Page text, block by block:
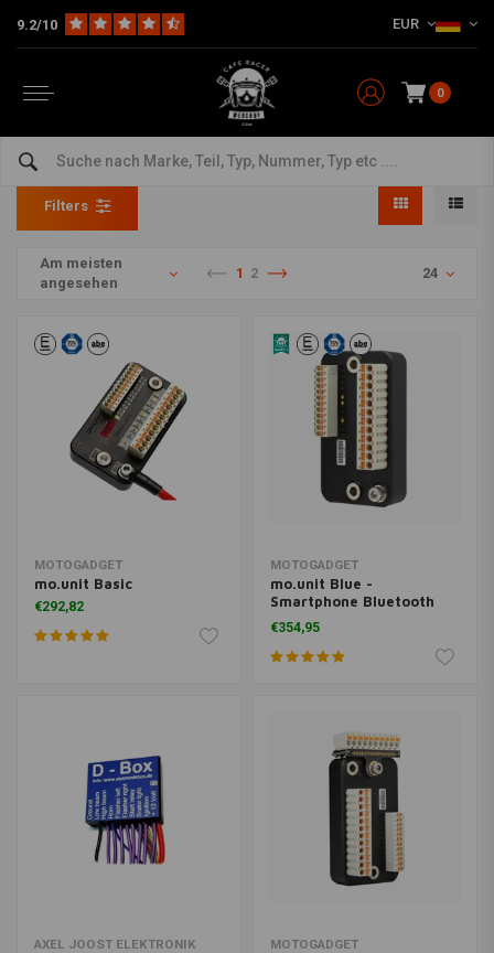
9.2/10 EUR
0
Steuereinheit
Home The Bike Elektronik & Zubehör Steuereinheit
Filters
Am meisten
angesehen
1 2 24
MOTOGADGET
mo.unit Basic
€292,82
MOTOGADGET
mo.unit Blue -
Smartphone Bluetooth
Elektronische Steuerbox
(m.unit)
€354,95
AXEL JOOST ELEKTRONIK MOTOGADGET